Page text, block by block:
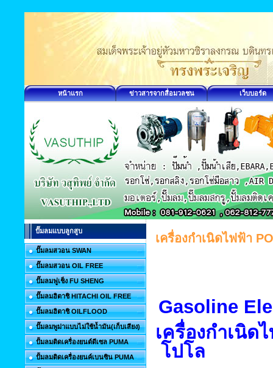
หน้าแรก ข่าวสารจากสื่อมวลชน เว็บบอร์ด
ปั๊มลมแบบลูกสูบ
ปั๊มลมสวอน SWAN
ปั๊มลมสวอน OIL FREE
ปั๊มลมฟูเช็ง FU SHENG
ปั๊มลมฮิตาชิ HITACHI OIL FREE
ปั๊มลมฮิตาชิ OILFLOOD
ปั๊มลมพูม่าแบบไม่ใช้น้ำมัน(เก็บเสียง)
ปั้มลมติดเครื่องยนต์ดีเซล PUMA
ปั้มลมติดเครื่องยนค์เบนซิน PUMA
เครื่องกำเนิดไฟฟ้า
Gasoline
เครื่องกำเนิ
โปโล